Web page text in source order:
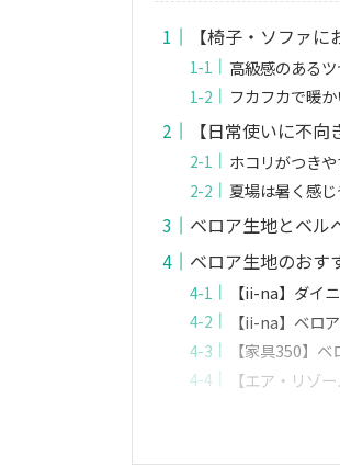
【椅子・ソファ
高級感のあるツ
フカフカで暖か
【日常使いに不
ホコリがつき
夏場は暑く感
ベロア生地とベル
ベロア生地のおす
【ii-na】ダイ
【ii-na】ベロ
【家具350】
【エア・リゾ